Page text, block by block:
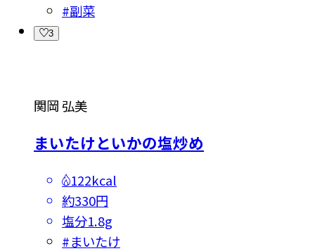
#副菜
3
関岡 弘美
まいたけといかの塩炒め
122kcal
約330円
塩分1.8g
#まいたけ